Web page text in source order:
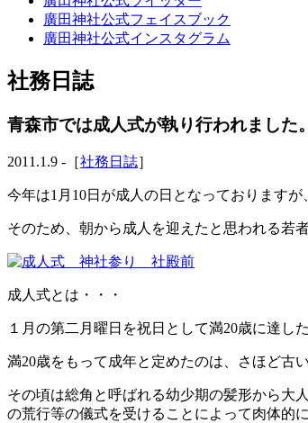
廣田神社公式フェイスブック
廣田神社公式インスタグラム
社務日誌
青森市では成人式が執り行われました。
2011.1.9 -［社務日誌］
今年は1月10日が成人の日となっております
そのため、朝から成人を迎えたと思われる若
成人式とは・・・
１月の第二月曜日を祝日として満20歳に達し
満20歳をもって成年と定めたのは、さほど古
その頃は総角と呼ばれる幼少期の髪形から大
の荒行等の儀式を受けることによって肉体的